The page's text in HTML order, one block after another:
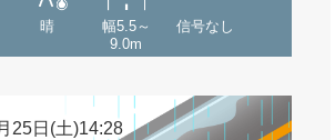
晴
幅5.5～
9.0m
信号なし
25日(土)14:28